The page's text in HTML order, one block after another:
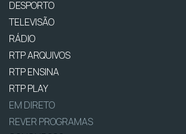
DESPORTO
TELEVISÃO
RÁDIO
RTP ARQUIVOS
RTP ENSINA
RTP PLAY
EM DIRETO
REVER PROGRAMAS